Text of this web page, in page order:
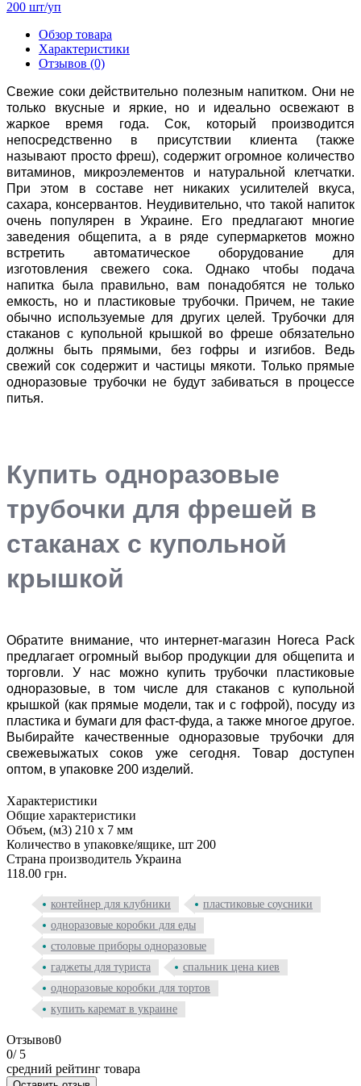
Обзор товара
Характеристики
Отзывов (0)
Свежие соки действительно полезным напитком. Они не
только вкусные и яркие, но и идеально освежают в
жаркое время года. Сок, который производится
непосредственно в присутствии клиента (также
называют просто фреш), содержит огромное количество
витаминов, микроэлементов и натуральной клетчатки.
При этом в составе нет никаких усилителей вкуса,
сахара, консервантов. Неудивительно, что такой напиток
очень популярен в Украине. Его предлагают многие
заведения общепита, а в ряде супермаркетов можно
встретить автоматическое оборудование для
изготовления свежего сока. Однако чтобы подача
напитка была правильно, вам понадобятся не только
емкость, но и пластиковые трубочки. Причем, не такие
обычно используемые для других целей. Трубочки для
стаканов с купольной крышкой во фреше обязательно
должны быть прямыми, без гофры и изгибов. Ведь
свежий сок содержит и частицы мякоти. Только прямые
одноразовые трубочки не будут забиваться в процессе
питья.
Купить одноразовые
трубочки для фрешей в
стаканах с купольной
крышкой
Обратите внимание, что интернет-магазин Horeca Рack
предлагает огромный выбор продукции для общепита и
торговли. У нас можно купить трубочки пластиковые
одноразовые, в том числе для стаканов с купольной
крышкой (как прямые модели, так и с гофрой), посуду из
пластика и бумаги для фаст-фуда, а также многое другое.
Выбирайте качественные одноразовые трубочки для
свежевыжатых соков уже сегодня. Товар доступен
оптом, в упаковке 200 изделий.
Характеристики
Общие характеристики
Объем, (м3) 210 х 7 мм
Количество в упаковке/ящике, шт 200
Страна производитель Украина
118.00 грн.
контейнер для клубники
пластиковые соусники
одноразовые коробки для еды
столовые приборы одноразовые
гаджеты для туриста
спальник цена киев
одноразовые коробки для тортов
купить каремат в украине
Отзывов0
0/ 5
средний рейтинг товара